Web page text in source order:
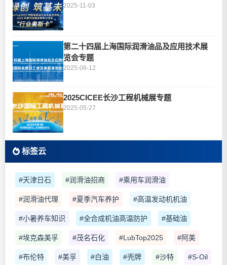
2025-11-03
第二十四届上海国际润滑油品及应用技术展
览会专题
2025-06-12
2025CICEE长沙工程机械展专题
2025-05-27
标签云
#天津日石 #润滑油招商 #乘用车润滑油
#润滑油代理 #夏季汽车养护 #高温发动机机油
#小暑养车知识 #全合成机油高温防护 #基础油
#埃克森美孚 #茂名石化 #LubTop2025 #阿美
#布伦特 #美孚 #白油 #壳牌 #沙特 #S-Oil